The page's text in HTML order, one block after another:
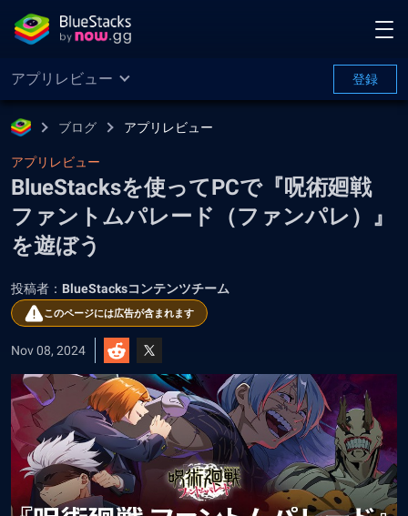
アプリレビュー 登録
ブログ アプリレビュー
アプリレビュー
BlueStacksを使ってPCで『呪術廻戦
ファントムパレード（ファンパレ）』
を遊ぼう
投稿者： BlueStacksコンテンツチーム
このページには広告が含まれます
Nov 08, 2024